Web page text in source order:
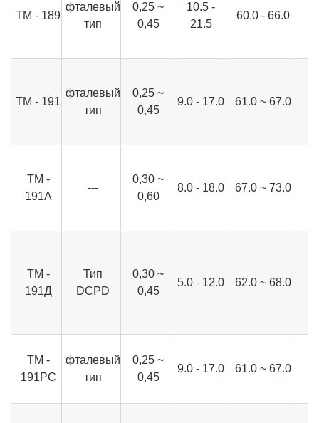
ТМ - 189
фталевый
тип
0,25 ~
0,45
10.5 -
21.5
60.0 - 66.0
ТМ - 191
фталевый
тип
0,25 ~
0,45
9.0 - 17.0 61.0 ~ 67.0
ТМ -
191А
---
0,30 ~
0,60
8.0 - 18.0 67.0 ~ 73.0
ТМ -
191Д
Тип
DCPD
0,30 ~
0,45
5.0 - 12.0 62.0 ~ 68.0
ТМ -
191РС
фталевый
тип
0,25 ~
0,45
9.0 - 17.0 61.0 ~ 67.0